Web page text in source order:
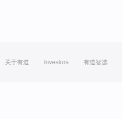
关于有道 Investors 有道智选